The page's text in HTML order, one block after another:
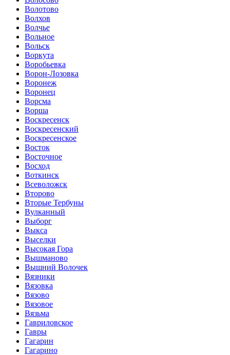
Волотово
Волхов
Волчье
Вольное
Вольск
Воркута
Воробьевка
Ворон-Лозовка
Воронеж
Воронец
Ворсма
Ворша
Воскресенск
Воскресенский
Воскресенское
Восток
Восточное
Восход
Воткинск
Всеволожск
Второво
Вторые Тербуны
Вулканный
Выборг
Выкса
Выселки
Высокая Гора
Вышманово
Вышний Волочек
Вязники
Вязовка
Вязово
Вязовое
Вязьма
Гавриловское
Гавры
Гагарин
Гагарино